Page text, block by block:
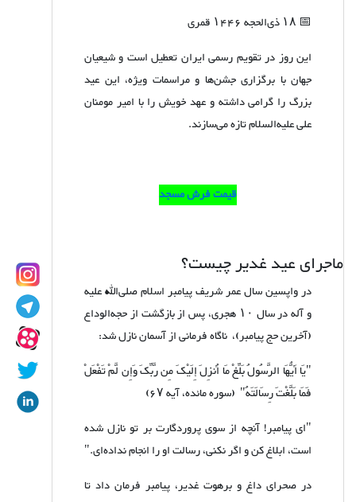
📅 ۱۸ذی‌الحجه۱۴۴۶ قمری
این روز در تقویم رسمی ایران تعطیل است و شیعیان
جهان با برگزاری جشن‌ها و مراسمات ویژه، این عید
بزرگ را گرامی داشته و عهد خویش را با امیر مومنان
علی علیه‌السلام تازه می‌سازند.
قیمت فرش مسجد
ماجرای عید غدیر چیست؟
در واپسین سال عمر شریف پیامبر اسلام صلی‌الله علیه
و آله در سال ۱۰ هجری، پس از بازگشت از حجه‌الوداع
(آخرین حج پیامبر)، ناگاه فرمانی از آسمان نازل شد:
"یَا أَیُّهَا الرَّسُولُ بَلِّغْ مَا أُنزِلَ إِلَیْکَ مِن رَّبِّکَ وَإِن لَّمْ تَفْعَلْ
فَمَا بَلَّغْتَ رِسَالَتَهُ" (سوره مائده، آیه۶۷)
"ای پیامبر! آنچه از سوی پروردگارت بر تو نازل شده
است، ابلاغ کن و اگر نکنی، رسالت او را انجام نداده‌ای."
در صحرای داغ و برهوت غدیر، پیامبر فرمان داد تا